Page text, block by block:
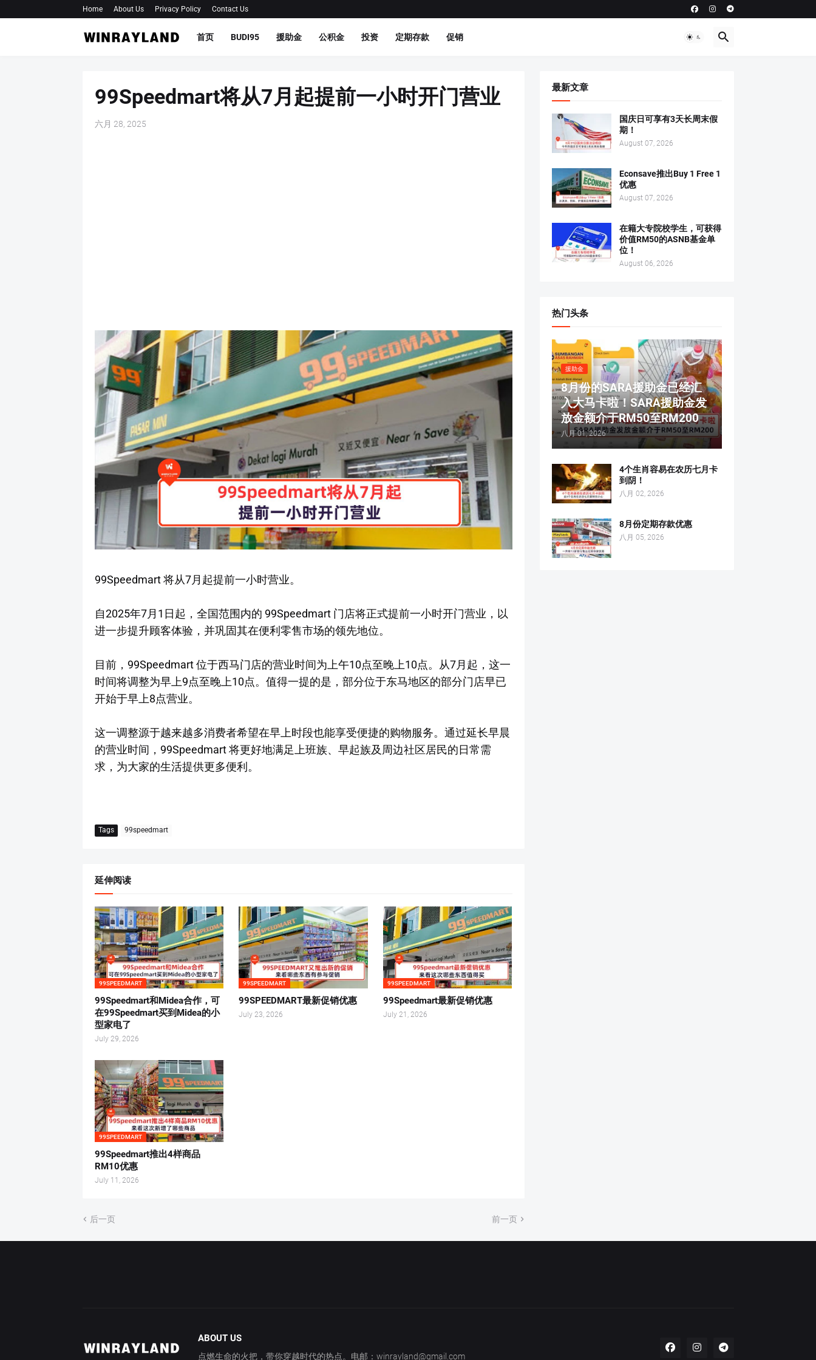
Home About Us Privacy Policy Contact Us
首页 BUDI95 援助金 公积金 投资 定期存款 促销
99Speedmart将从7月起提前一小时开门营业
六月 28, 2025
99Speedmart 将从7月起提前一小时营业。
自2025年7月1日起，全国范围内的 99Speedmart 门店将正式提前一小时开门营业，以
进一步提升顾客体验，并巩固其在便利零售市场的领先地位。
目前，99Speedmart 位于西马门店的营业时间为上午10点至晚上10点。从7月起，这一
时间将调整为早上9点至晚上10点。值得一提的是，部分位于东马地区的部分门店早已
开始于早上8点营业。
这一调整源于越来越多消费者希望在早上时段也能享受便捷的购物服务。通过延长早晨
的营业时间，99Speedmart 将更好地满足上班族、早起族及周边社区居民的日常需
求，为大家的生活提供更多便利。
Tags 99speedmart
延伸阅读
99SPEEDMART
99Speedmart和Midea合作，可
在99Speedmart买到Midea的小
型家电了
July 29, 2026
99SPEEDMART
99SPEEDMART最新促销优惠
July 23, 2026
99SPEEDMART
99Speedmart最新促销优惠
July 21, 2026
99SPEEDMART
99Speedmart推出4样商品
RM10优惠
July 11, 2026
后一页 前一页
最新文章
国庆日可享有3天长周末假
期！
August 07, 2026
Econsave推出Buy 1 Free 1
优惠
August 07, 2026
在籍大专院校学生，可获得
价值RM50的ASNB基金单
位！
August 06, 2026
热门头条
援助金
8月份的SARA援助金已经汇
入大马卡啦！SARA援助金发
放金额介于RM50至RM200
八月 01, 2026
4个生肖容易在农历七月卡
到阴！
八月 02, 2026
8月份定期存款优惠
八月 05, 2026
ABOUT US
点燃生命的火把，带你穿越时代的热点。电邮：winrayland@gmail.com